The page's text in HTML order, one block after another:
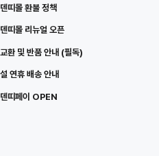
덴띠몰 환불 정책
덴띠몰 리뉴얼 오픈
교환 및 반품 안내 (필독)
설 연휴 배송 안내
덴띠페이 OPEN